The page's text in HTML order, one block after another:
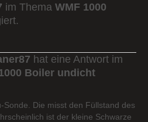
im Thema WMF 1000
hat eine Antwort im
Boiler undicht
Sonde. Die misst den Füllstand des
ist der kleine Schwarze